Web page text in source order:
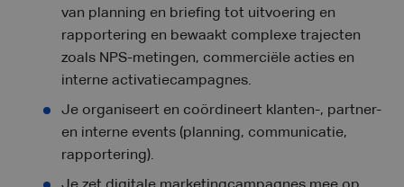
van planning en briefing tot uitvoering en
rapportering en bewaakt complexe trajecten
zoals NPS-metingen, commerciële acties en
interne activatiecampagnes.
Je organiseert en coördineert klanten-, partner-
en interne events (planning, communicatie,
rapportering).